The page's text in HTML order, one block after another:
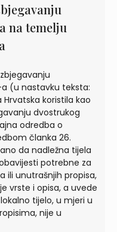
na temelju
(u nastavku teksta:
koristila kao
dvostrukog
odredba o
članka 26.
da nadležna tijela
potrebne za
ili unutrašnjih propisa,
vrste i opisa, a uvede
tijelo, u mjeri u
nije u